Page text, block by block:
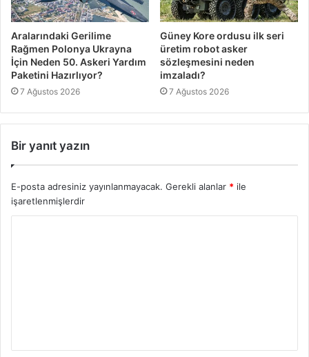
Aralarındaki Gerilime
Rağmen Polonya Ukrayna
İçin Neden 50. Askeri Yardım
Paketini Hazırlıyor?
7 Ağustos 2026
Güney Kore ordusu ilk seri
üretim robot asker
sözleşmesini neden
imzaladı?
7 Ağustos 2026
Bir yanıt yazın
E-posta adresiniz yayınlanmayacak. Gerekli alanlar * ile
işaretlenmişlerdir